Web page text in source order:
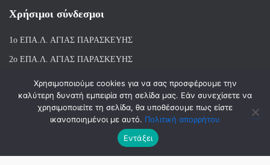
Χρήσιμοι σύνδεσμοι
1ο ΕΠΑ.Λ. ΑΓΙΑΣ ΠΑΡΑΣΚΕΥΗΣ
2ο ΕΠΑ.Λ. ΑΓΙΑΣ ΠΑΡΑΣΚΕΥΗΣ
1ο Ε.Κ. ΑΓΙΑΣ ΠΑΡΑΣΚΕΥΗΣ
ΒΙΒΛΙΟΘΗΚΗ 1ου & 2ου ΕΠΑΛ ΑΓΙΑΣ ΠΑΡΑΣΚΕΥΗΣ
Hestia | Αναπτύχθηκε απόThemeIsle
Χρησιμοποιούμε cookies για να σας προσφέρουμε την
καλύτερη δυνατή εμπειρία στη σελίδα μας. Εάν συνεχίσετε να
χρησιμοποιείτε τη σελίδα, θα υποθέσουμε πως είστε
ικανοποιημένοι με αυτό. Πολιτική απορρήτου
Εντάξει